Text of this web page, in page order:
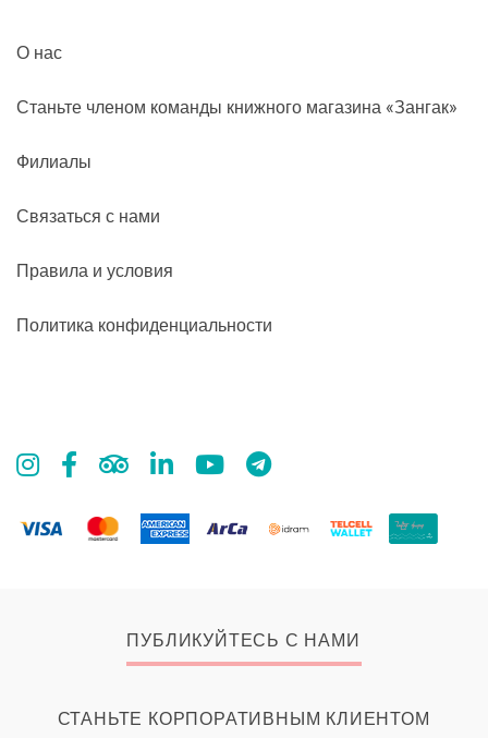
О нас
Станьте членом команды книжного магазина «Зангак»
Филиалы
Связаться с нами
Правила и условия
Политика конфиденциальности
ПУБЛИКУЙТЕСЬ С НАМИ
СТАНЬТЕ КОРПОРАТИВНЫМ КЛИЕНТОМ